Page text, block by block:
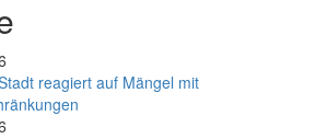
reagiert auf Mängel mit